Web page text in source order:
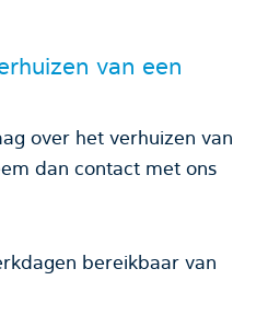
van een
over het verhuizen van
dan contact met ons
bereikbaar van